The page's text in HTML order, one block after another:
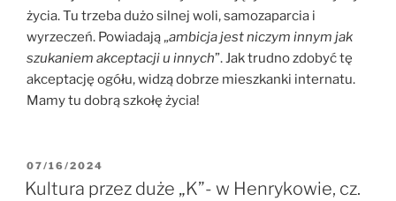
życia. Tu trzeba dużo silnej woli, samozaparcia i
wyrzeczeń. Powiadają „ambicja jest niczym innym jak
szukaniem akceptacji u innych”. Jak trudno zdobyć tę
akceptację ogółu, widzą dobrze mieszkanki internatu.
Mamy tu dobrą szkołę życia!
07/16/2024
Kultura przez duże „K”- w Henrykowie, cz.